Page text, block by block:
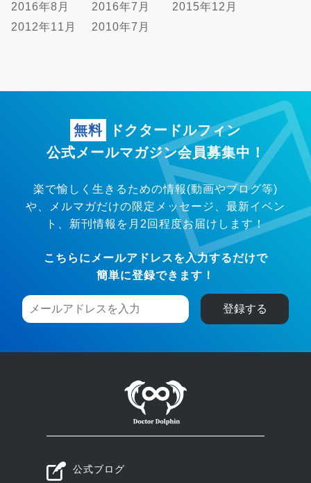
2016年8月
2016年7月
2015年12月
2012年11月
2010年7月
無料
ドクタードルフィン
公式メールマガジン会員募集中！
楽で愉しく生きるための情報(動画やブログ等)
や、メルマガだけの限定メッセージ、 最新イベン
ト、新刊情報を月2回程度お届けします！
こちらにメールアドレスを入力するだけで
簡単に登録できます！
公式ブログ